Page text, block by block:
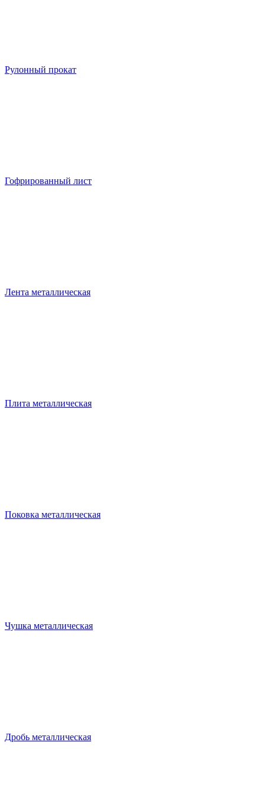
Рулонный прокат
Гофрированный лист
Лента металлическая
Плита металлическая
Поковка металлическая
Чушка металлическая
Дробь металлическая